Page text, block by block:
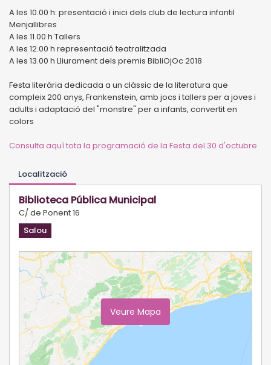
A les 10.00 h: presentació i inici dels club de lectura infantil
Menjallibres
A les 11.00 h Tallers
A les 12.00 h representació teatralitzada
A les 13.00 h Lliurament dels premis BibliOjOc 2018
Festa literària dedicada a un clàssic de la literatura que
compleix 200 anys, Frankenstein, amb jocs i tallers per a joves i
adults i adaptació del "monstre" per a infants, convertit en
colors
Consulta aquí tota la programació de la Festa del 30 d'octubre
Localització
Biblioteca Pública Municipal
C/ de Ponent 16
Salou
Veure Mapa